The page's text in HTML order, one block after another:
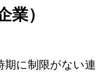
業）
期に制限がない連